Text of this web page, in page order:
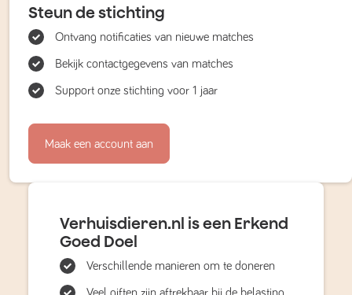
Steun de stichting
Ontvang notificaties van nieuwe matches
Bekijk contactgegevens van matches
Support onze stichting voor 1 jaar
Maak een account aan
Verhuisdieren.nl is een Erkend
Goed Doel
Verschillende manieren om te doneren